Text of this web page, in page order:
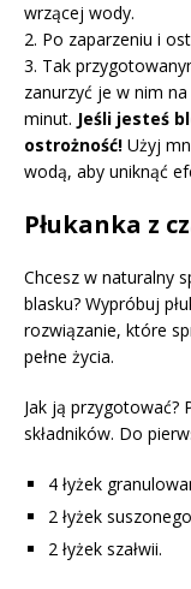
wrzącej wody.
2. Po zaparzeniu i
3. Tak
zanurzyć je w nim
minut. Jeśli jesteś
ostrożność! Użyj
wodą, aby uniknąć
Płukanka z
Chcesz w naturalny
blasku? Wypróbuj
rozwiązanie, które
pełne życia.
Jak ją przygotować?
składników. Do
4 łyżek
2 łyżek
2 łyżek szałwii.